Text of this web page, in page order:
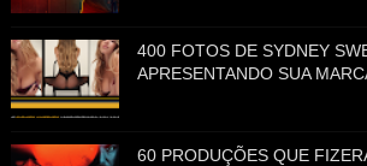
400 FOTOS DE SYDNEY
APRESENTANDO SUA
60 PRODUÇÕES QUE